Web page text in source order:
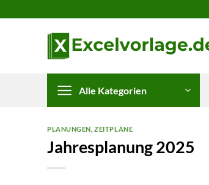
Inhalt
Alle Kategorien
PLANUNGEN ,ZEITPLÄNE
Jahresplanung 2025